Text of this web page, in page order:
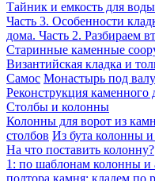
Тайник и емкость для воды
Часть 3. Особенности
дома. Часть 2. Разбираем
Старинные каменные
Византийская кладка и
Самос Монастырь под
Реконструкция каменного
Столбы и колонны
Колонны для ворот из
столбов Из бута колонны
На что поставить колонну?
1: по шаблонам колонны и